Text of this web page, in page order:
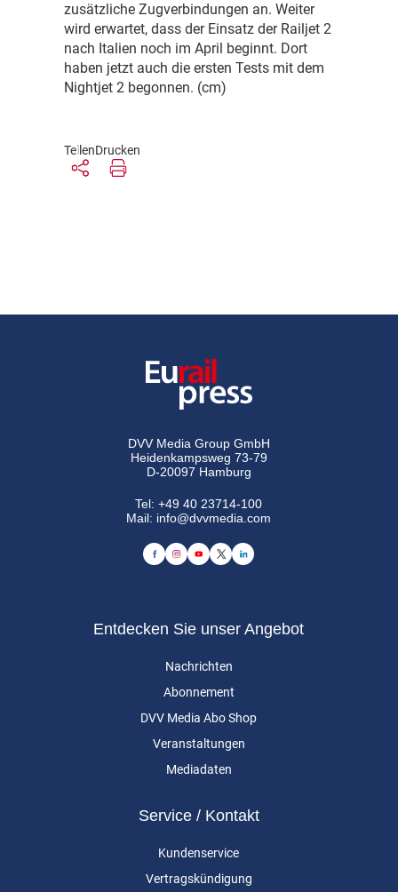
zusätzliche Zugverbindungen an. Weiter
wird erwartet, dass der Einsatz der Railjet 2
nach Italien noch im April beginnt. Dort
haben jetzt auch die ersten Tests mit dem
Nightjet 2 begonnen. (cm)
TeilenDrucken
DVV Media Group GmbH
Heidenkampsweg 73-79
D-20097 Hamburg
Tel:+49 40 23714-100
Mail: info@dvvmedia.com
Entdecken Sie unser Angebot
Nachrichten
Abonnement
DVV Media Abo Shop
Veranstaltungen
Mediadaten
Service / Kontakt
Kundenservice
Vertragskündigung